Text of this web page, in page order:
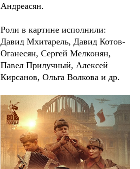
Андреасян.
Роли в картине исполнили:
Давид Мхитарель, Давид Котов-
Оганесян, Сергей Мелконян,
Павел Прилучный, Алексей
Кирсанов, Ольга Волкова и др.